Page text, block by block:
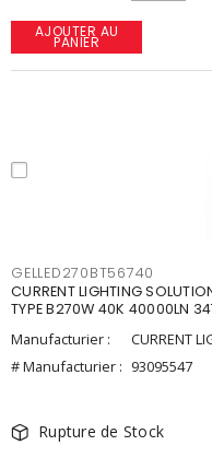
AJOUTER AU
PANIER
GELLED270BT56740
CURRENT LIGHTING
TYPE B270W 40K 40000LN
Manufacturier :
CURRENT
# Manufacturier : 93095547
Rupture de Stock